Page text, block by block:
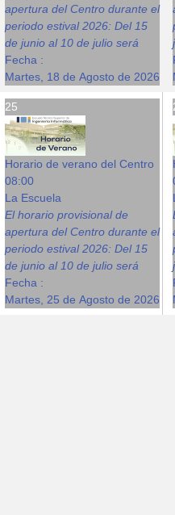
apertura del Centro durante el
periodo estival 2026: Del 15
de junio al 10 de julio será
Fecha :
Martes, 18 de Agosto de 2026
25
Horario de verano del Centro
08:00
La Escuela
El horario provisional de
apertura del Centro durante el
periodo estival 2026: Del 15
de junio al 10 de julio será
Fecha :
Martes, 25 de Agosto de 2026